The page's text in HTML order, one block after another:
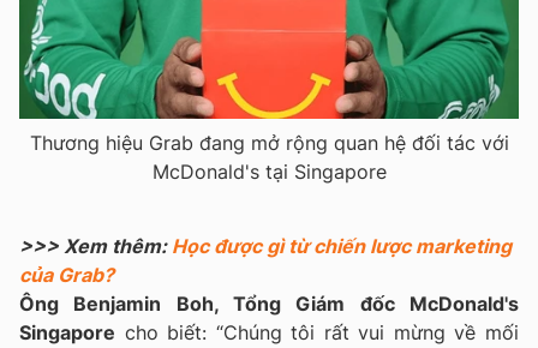
Thương hiệu Grab đang mở rộng quan hệ đối tác với
McDonald's tại Singapore
>>> Xem thêm: Học được gì từ chiến lược marketing
của Grab?
Ông Benjamin Boh, Tổng Giám đốc McDonald's
Singapore cho biết: “Chúng tôi rất vui mừng về mối